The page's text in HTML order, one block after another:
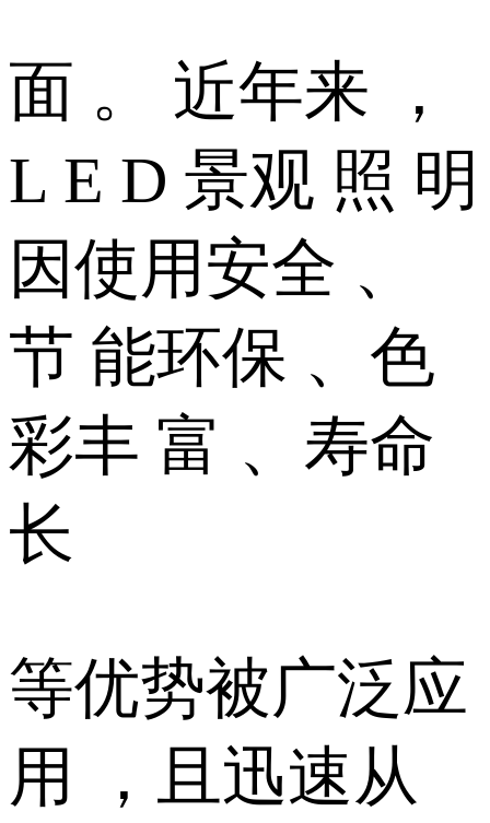
面 。 近年来 ，
L E D 景观 照 明
因使用安全 、
节 能环保 、色
彩丰 富 、寿命
长
等优势被广泛应
用 ，且迅速从